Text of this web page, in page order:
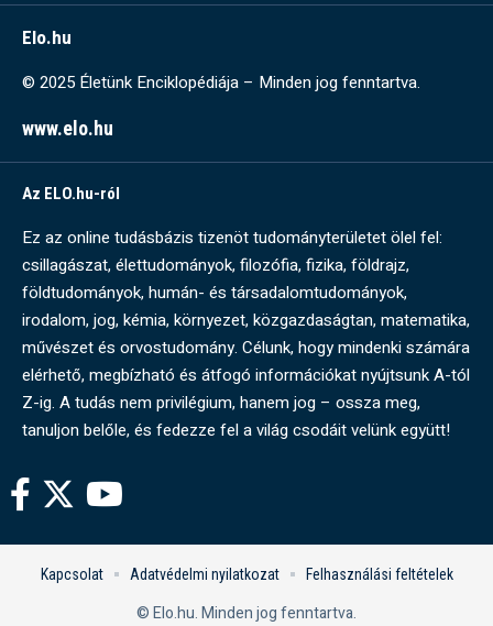
Elo.hu
© 2025 Életünk Enciklopédiája – Minden jog fenntartva.
www.elo.hu
Az ELO.hu-ról
Ez az online tudásbázis tizenöt tudományterületet ölel fel:
csillagászat, élettudományok, filozófia, fizika, földrajz,
földtudományok, humán- és társadalomtudományok,
irodalom, jog, kémia, környezet, közgazdaságtan, matematika,
művészet és orvostudomány. Célunk, hogy mindenki számára
elérhető, megbízható és átfogó információkat nyújtsunk A-tól
Z-ig. A tudás nem privilégium, hanem jog – ossza meg,
tanuljon belőle, és fedezze fel a világ csodáit velünk együtt!
© Elo.hu. Minden jog fenntartva.
Kapcsolat Adatvédelmi nyilatkozat Felhasználási feltételek